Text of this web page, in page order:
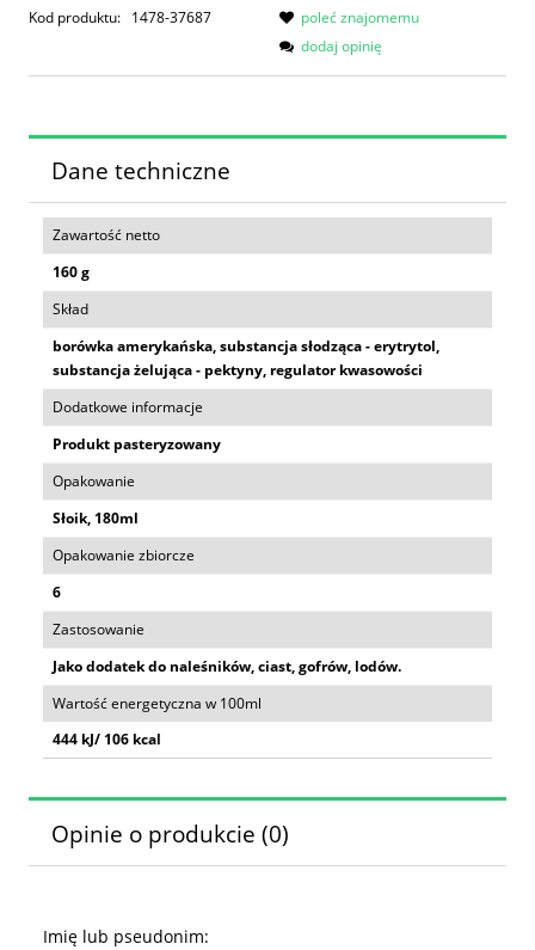
Kod produktu: 1478-37687
poleć znajomemu
dodaj opinię
Dane techniczne
Zawartość netto
160 g
Skład
borówka amerykańska, substancja słodząca - erytrytol,
substancja żelująca - pektyny, regulator kwasowości
Dodatkowe informacje
Produkt pasteryzowany
Opakowanie
Słoik, 180ml
Opakowanie zbiorcze
6
Zastosowanie
Jako dodatek do naleśników, ciast, gofrów, lodów.
Wartość energetyczna w 100ml
444 kJ/ 106 kcal
Opinie o produkcie (0)
Imię lub pseudonim: